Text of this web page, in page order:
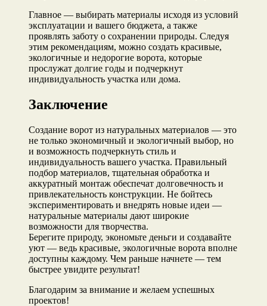
Главное — выбирать материалы исходя из условий
эксплуатации и вашего бюджета, а также
проявлять заботу о сохранении природы. Следуя
этим рекомендациям, можно создать красивые,
экологичные и недорогие ворота, которые
прослужат долгие годы и подчеркнут
индивидуальность участка или дома.
Заключение
Создание ворот из натуральных материалов — это
не только экономичный и экологичный выбор, но
и возможность подчеркнуть стиль и
индивидуальность вашего участка. Правильный
подбор материалов, тщательная обработка и
аккуратный монтаж обеспечат долговечность и
привлекательность конструкции. Не бойтесь
экспериментировать и внедрять новые идеи —
натуральные материалы дают широкие
возможности для творчества.
Берегите природу, экономьте деньги и создавайте
уют — ведь красивые, экологичные ворота вполне
доступны каждому. Чем раньше начнете — тем
быстрее увидите результат!
Благодарим за внимание и желаем успешных
проектов!